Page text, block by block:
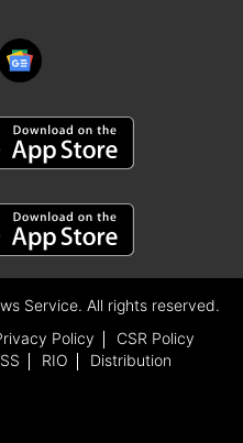
रिटर्न दिया है। जबकि
रिटर्न ही दिया है।
Service. All rights reserved.
Policy
CSR Policy
RIO Distribution